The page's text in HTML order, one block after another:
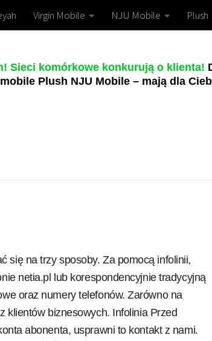
Virgin Mobile NJU Mobile Plush
Sieci komórkowe konkurują o klienta!
Plush NJU Mobile – mają dla
się na trzy sposoby. Za pomocą infolinii,
netia.pl lub korespondencyjnie tradycyjną
oraz numery telefonów. Zarówno na
klientów biznesowych. Infolinia Przed
abonenta, usprawni to kontakt z nami.